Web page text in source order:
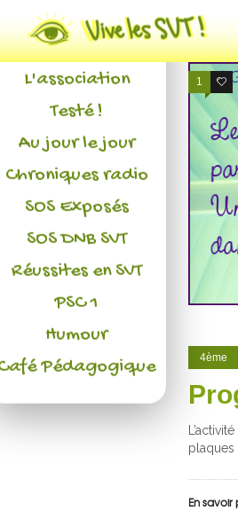
1 10
4ème
plaques
En savoir
Actualités
L'association
Testé !
Au jour le jour
Chroniques radio
SOS Exposés
SOS DNB SVT
Réussites en SVT
PSC 1
Humour
Pédagogique